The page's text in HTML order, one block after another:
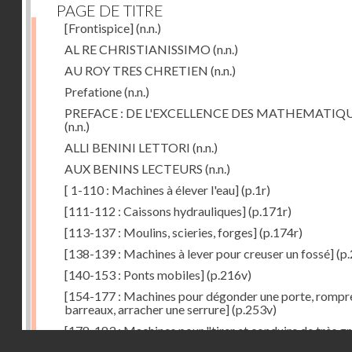
PAGE DE TITRE
[Frontispice](n.n.)
AL RE CHRISTIANISSIMO (n.n.)
AU ROY TRES CHRETIEN (n.n.)
Prefatione(n.n.)
PREFACE : DE L'EXCELLENCE DES
(n.n.)
ALLI BENINI LETTORI (n.n.)
AUX BENINS LECTEURS (n.n.)
[ 1-110 : Machines à élever l'eau](p.1r)
[111-112 : Caissons hydrauliques](p.171r)
[113-137 : Moulins, scieries, forges](p.174r)
[138-139 : Machines à lever pour creuser un fossé]
[140-153 : Ponts mobiles](p.216v)
[154-177 : Machines pour dégonder une porte,
barreaux, arracher une serrure](p.253v)
[178-183 : Machines pour "tirer et conduire de très